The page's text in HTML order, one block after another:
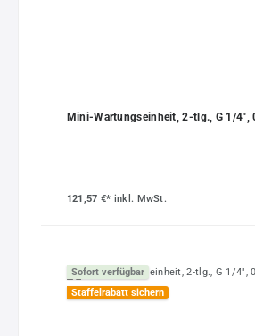
Mini-Wartungseinheit, 2-tlg., G 1/4",
121,57 €* inkl. MwSt.
Sofort verfügbar
Staffelrabatt sichern